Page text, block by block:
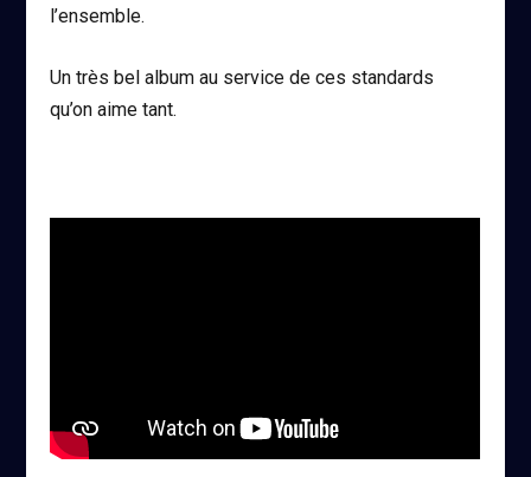
l’ensemble.
Un très bel album au service de ces standards
qu’on aime tant.